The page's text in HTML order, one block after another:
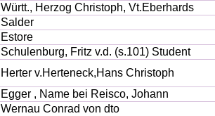
Württ., Herzog Christoph, Vt.Eberhards
Salder
Estore
Schulenburg, Fritz v.d. (s.101) Student
Herter v.Herteneck,Hans Christoph
Egger , Name bei Reisco, Johann
Wernau Conrad von dto